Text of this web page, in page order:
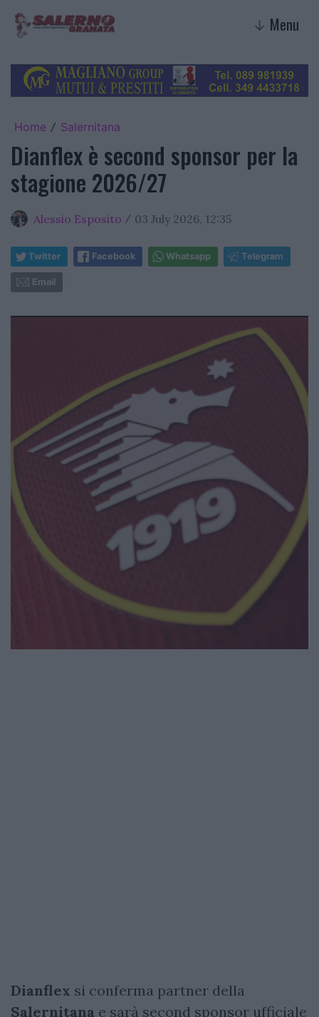
↓ Menu
Home / Salernitana
Dianflex è second sponsor per la
stagione 2026/27
Alessio Esposito / 03 July 2026, 12:35
Twitter Facebook Whatsapp Telegram
Email
Dianflex si conferma partner della
Salernitana e sarà second sponsor ufficiale